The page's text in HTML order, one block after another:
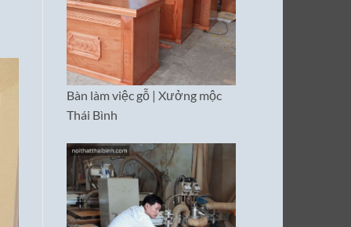
Bàn làm việc gỗ | Xưởng mộc
Thái Bình